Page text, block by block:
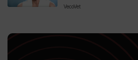
VecoVet